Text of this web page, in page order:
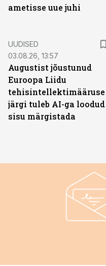
ametisse uue juhi
UUDISED
03.08.26, 13:57
Augustist jõustunud
Euroopa Liidu
tehisintellektimääruse
järgi tuleb AI-ga loodud
sisu märgistada